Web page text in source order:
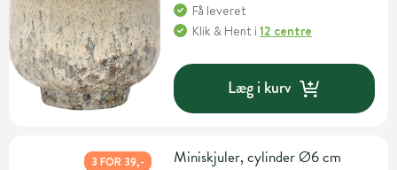
Få leveret
Klik & Hent i12 centre
Læg i kurv
3 FOR 39,- Miniskjuler, cylinder Ø6 cm